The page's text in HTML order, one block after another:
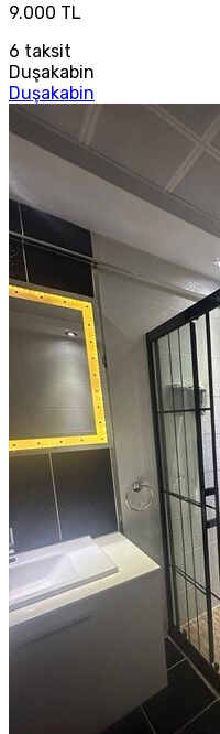
9.000 TL
6 taksit
Duşakabin
Duşakabin